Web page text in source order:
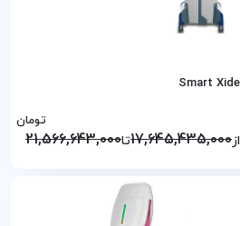
از17,645,435,000تا21,566,643,000
تومان